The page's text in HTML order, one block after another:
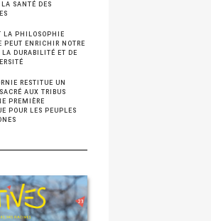
LA SANTÉ DES
LA PHILOSOPHIE
PEUT ENRICHIR NOTRE
DURABILITÉ ET DE
RESTITUE UN
AUX TRIBUS
PREMIÈRE
POUR LES PEUPLES